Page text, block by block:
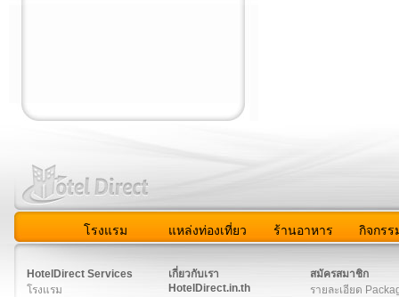
โรงแรม แหล่งท่องเที่ยว ร้านอาหาร กิจกรร
HotelDirect Services
โรงแรม
เกี่ยวกับเรา
HotelDirect.in.th
สมัครสมาชิก
รายละเอียด